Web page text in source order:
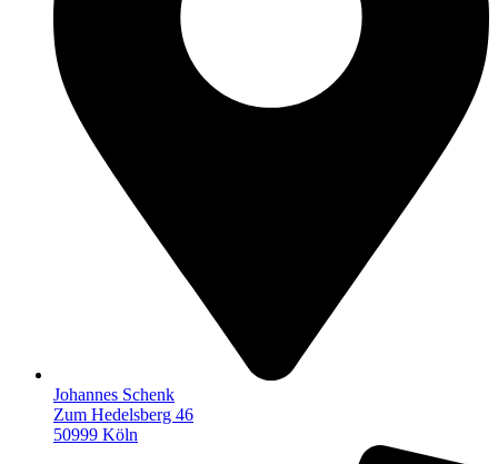
Johannes Schenk
Zum Hedelsberg 46
50999 Köln